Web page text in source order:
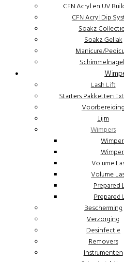
CFN Acryl en UV
CFN Acryl Dip
Soakz
Soakz Gellak
Manicure/
Lash Lift
Starters Pakketten
Lijm
Wimpers
Volume
Volume
Prepared
Prepared
Bescherming
Verzorging
Desinfectie
Removers
Instrumenten